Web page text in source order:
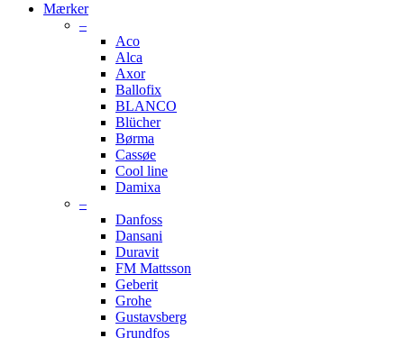
Mærker
–
Aco
Alca
Axor
Ballofix
BLANCO
Blücher
Børma
Cassøe
Cool line
Damixa
–
Danfoss
Dansani
Duravit
FM Mattsson
Geberit
Grohe
Gustavsberg
Grundfos